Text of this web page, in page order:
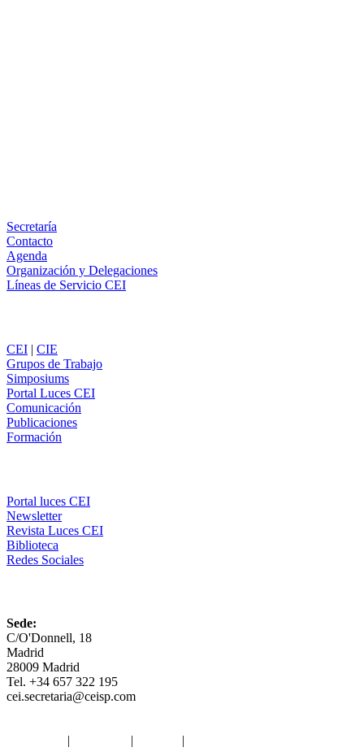
Secretaría
Contacto
Agenda
Organización y Delegaciones
Líneas de Servicio CEI
CEI | CIE
Grupos de Trabajo
Simposiums
Portal Luces CEI
Comunicación
Publicaciones
Formación
Portal luces CEI
Newsletter
Revista Luces CEI
Biblioteca
Redes Sociales
Sede:
C/O'Donnell, 18
Madrid
28009 Madrid
Tel. +34 657 322 195
cei.secretaria@ceisp.com
| | |